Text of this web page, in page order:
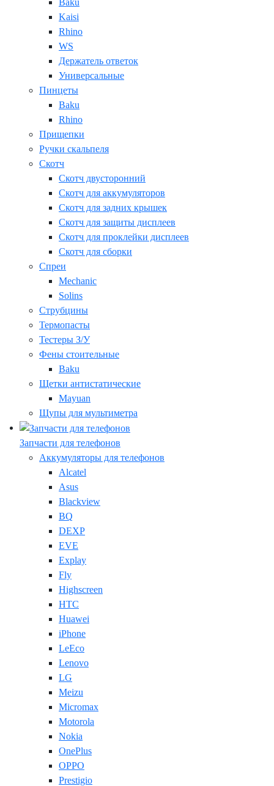
Baku
Kaisi
Rhino
WS
Держатель ответок
Универсальные
Пинцеты
Baku
Rhino
Прищепки
Ручки скальпеля
Скотч
Скотч двусторонний
Скотч для аккумуляторов
Скотч для задних крышек
Скотч для защиты дисплеев
Скотч для проклейки дисплеев
Скотч для сборки
Спреи
Mechanic
Solins
Струбцины
Термопасты
Тестеры З/У
Фены стоительные
Baku
Щетки антистатические
Mayuan
Щупы для мультиметра
Запчасти для телефонов
Аккумуляторы для телефонов
Alcatel
Asus
Blackview
BQ
DEXP
EVE
Explay
Fly
Highscreen
HTC
Huawei
iPhone
LeEco
Lenovo
LG
Meizu
Micromax
Motorola
Nokia
OnePlus
OPPO
Prestigio